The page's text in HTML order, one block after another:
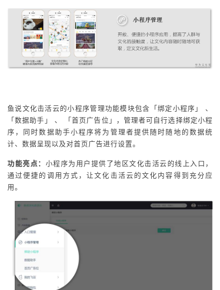
鱼说文化击活云的小程序管理功能模块包含「绑定小程序」 、
「数据助手」 、 「首页广告位」，管理者可自行选择绑定小程
序，同时数据助手小程序将为管理者提供随时随地的数据统
计、数据呈现以及对首页广告进行设置。
功能亮点： 小程序为用户提供了地区文化击活云的线上入口，
通过便捷的调用方式，让文化击活云的文化内容得到充分应
用。